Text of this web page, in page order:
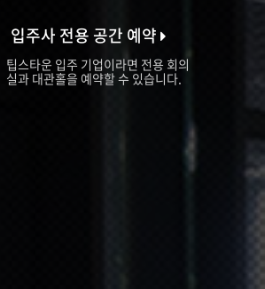
입주사 전용 공간 예약
팁스타운 입주 기업이라면 전용 회의
실과 대관홀을 예약할 수 있습니다.